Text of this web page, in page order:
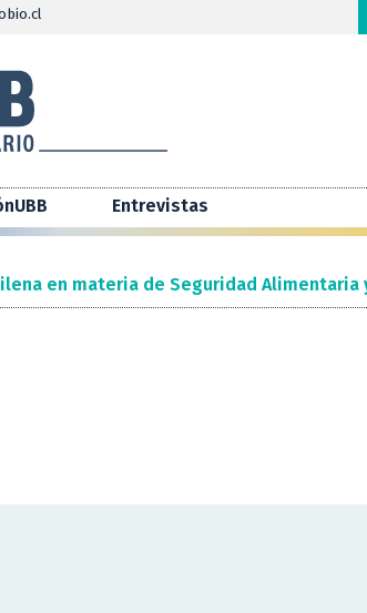
Entrevistas
en materia de Seguridad Alimentaria